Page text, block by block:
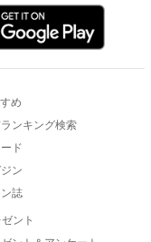
め
ンキング検索
ド
ン
誌
ント